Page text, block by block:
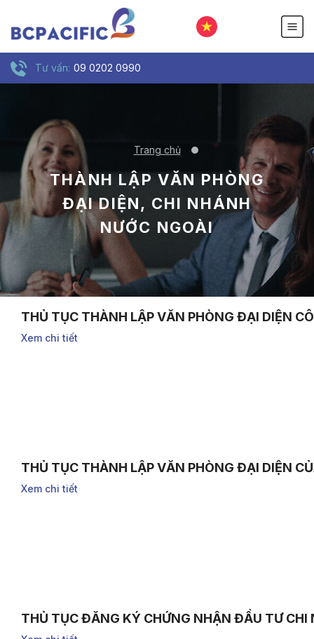
Tư vấn: 09 0202 0990
Trang chủ
THÀNH LẬP VĂN PHÒNG
ĐẠI DIỆN, CHI NHÁNH
NƯỚC NGOÀI
THỦ TỤC THÀNH LẬP VĂN PHÒNG ĐẠI DIỆN
Xem chi tiết
THỦ TỤC THÀNH LẬP VĂN PHÒNG ĐẠI DIỆN
Xem chi tiết
THỦ TỤC ĐĂNG KÝ CHỨNG NHẬN ĐẦU TƯ